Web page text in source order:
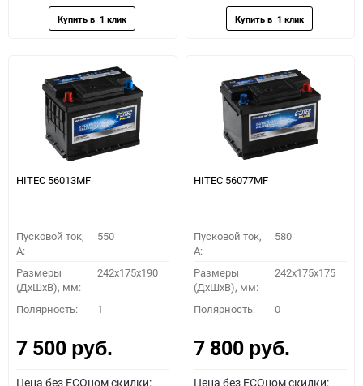
HITEC 56013MF
Пусковой ток,
A:
550
Размеры
(ДхШхВ), мм:
242x175x190
Полярность: 1
7 500 руб.
Цена без ECOном скидки:
HITEC 56077MF
Пусковой ток,
A:
580
Размеры
(ДхШхВ), мм:
242x175x175
Полярность: 0
7 800 руб.
Цена без ECOном скидки: